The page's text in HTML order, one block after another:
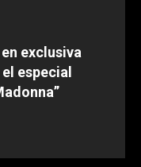
Infantino
Infantino ofrece
exclusiva
especial